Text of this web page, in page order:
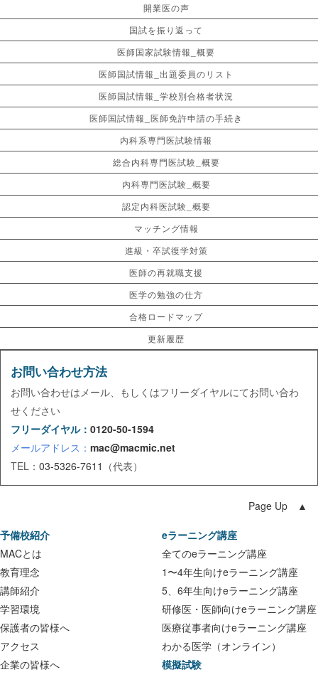
開業医の声
国試を振り返って
医師国家試験情報_概要
医師国試情報_出題委員のリスト
医師国試情報_学校別合格者状況
医師国試情報_医師免許申請の手続き
内科系専門医試験情報
総合内科専門医試験_概要
内科専門医試験_概要
認定内科医試験_概要
マッチング情報
進級・卒試復学対策
医師の再就職支援
医学の勉強の仕方
合格ロードマップ
更新履歴
お問い合わせ方法
お問い合わせはメール、もしくはフリーダイヤルにてお問い合わ
せください
フリーダイヤル： 0120-50-1594
メールアドレス： mac@macmic.net
TEL： 03-5326-7611 （代表）
Page Up ▲
予備校紹介
MACとは
教育理念
講師紹介
学習環境
保護者の皆様へ
アクセス
企業の皆様へ
eラーニング講座
全てのeラーニング講座
1〜4年生向けeラーニング講座
5、6年生向けeラーニング講座
研修医・医師向けeラーニング講座
医療従事者向けeラーニング講座
わかる医学（オンライン）
模擬試験